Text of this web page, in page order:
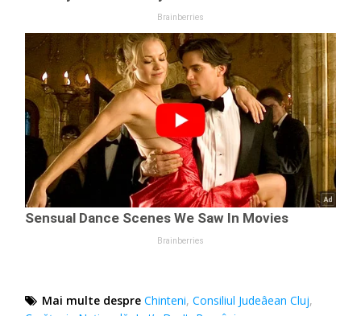
Mai multe despre Chinteni,Consiliul Judeâean Cluj,